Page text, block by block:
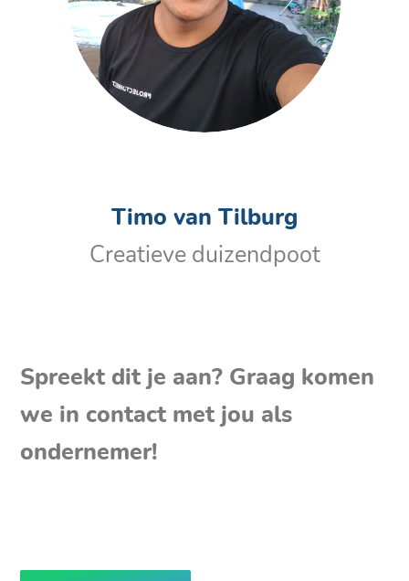
Timo van Tilburg
Creatieve duizendpoot
Spreekt dit je aan? Graag komen
we in contact met jou als
ondernemer!